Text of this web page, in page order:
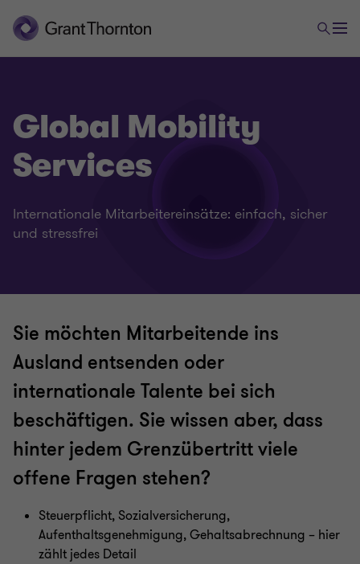
Tax
Corporate Tax
Restructuring, Mergers & Acquisition
Indirect Tax & Customs
Private Wealth
Real Estate Tax
Global Mobility Services
Global Mobility
Services
Internationale Mitarbeitereinsätze: einfach, sicher
und stressfrei
Sie möchten Mitarbeitende ins
Ausland entsenden oder
internationale Talente bei sich
beschäftigen. Sie wissen aber, dass
hinter jedem Grenzübertritt viele
offene Fragen stehen?
Steuerpflicht, Sozialversicherung,
Aufenthaltsgenehmigung, Gehaltsabrechnung – hier
zählt jedes Detail